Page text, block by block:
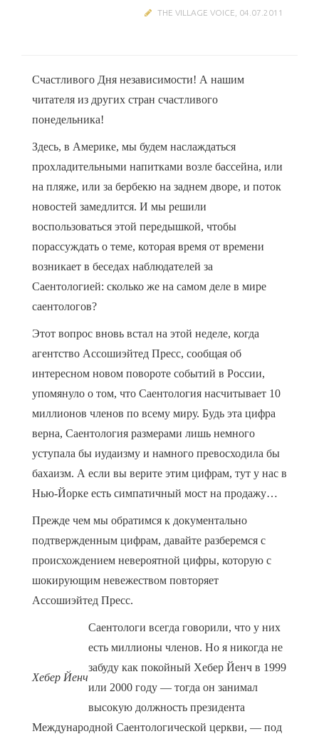
THE VILLAGE VOICE, 04.07.2011
Счастливого Дня независимости! А нашим
читателя из других стран счастливого
понедельника!
Здесь, в Америке, мы будем наслаждаться
прохладительными напитками возле бассейна, или
на пляже, или за бербекю на заднем дворе, и поток
новостей замедлится. И мы решили
воспользоваться этой передышкой, чтобы
порассуждать о теме, которая время от времени
возникает в беседах наблюдателей за
Саентологией: сколько же на самом деле в мире
саентологов?
Этот вопрос вновь встал на этой неделе, когда
агентство Ассошиэйтед Пресс, сообщая об
интересном новом повороте событий в России,
упомянуло о том, что Саентология насчитывает 10
миллионов членов по всему миру. Будь эта цифра
верна, Саентология размерами лишь немного
уступала бы иудаизму и намного превосходила бы
бахаизм. А если вы верите этим цифрам, тут у нас в
Нью-Йорке есть симпатичный мост на продажу…
Прежде чем мы обратимся к документально
подтвержденным цифрам, давайте разберемся с
происхождением невероятной цифры, которую с
шокирующим невежеством повторяет
Ассошиэйтед Пресс.
Хебер Йенч
Саентологи всегда говорили, что у них
есть миллионы членов. Но я никогда не
забуду как покойный Хебер Йенч в 1999
или 2000 году — тогда он занимал
высокую должность президента
Международной Саентологической церкви, — под